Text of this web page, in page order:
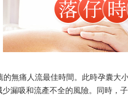
無痛人流最佳時間。此時孕囊大
漏吸和流產不全的風險。同時，